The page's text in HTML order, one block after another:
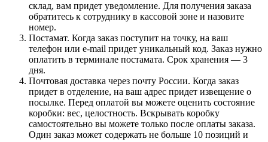
склад, вам придет уведомление. Для получения заказа
обратитесь к сотруднику в кассовой зоне и назовите
номер.
Постамат. Когда заказ поступит на точку, на ваш
телефон или e-mail придет уникальный код. Заказ нужно
оплатить в терминале постамата. Срок хранения — 3
дня.
Почтовая доставка через почту России. Когда заказ
придет в отделение, на ваш адрес придет извещение о
посылке. Перед оплатой вы можете оценить состояние
коробки: вес, целостность. Вскрывать коробку
самостоятельно вы можете только после оплаты заказа.
Один заказ может содержать не больше 10 позиций и